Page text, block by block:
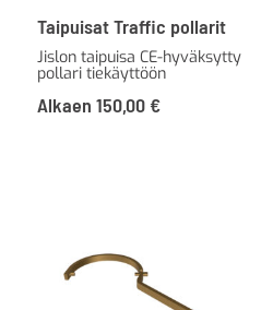
Taipuisat Traffic pollarit
Jislon taipuisa CE-hyväksytty
pollari tiekäyttöön
Alkaen 150,00 €